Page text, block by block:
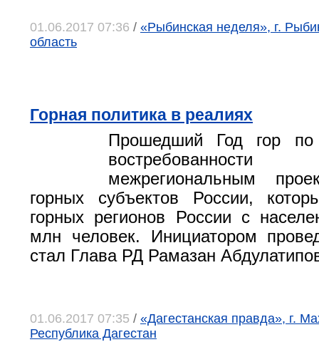
01.06.2017 07:36 / «Рыбинская неделя», г.
область
Горная политика в реалиях
Прошедший Год гор
межрегиональным
горных субъектов России,
горных регионов России с
млн человек. Инициатором
стал Глава РД Рамазан
01.06.2017 07:35 / «Дагестанская правда», г.
Республика Дагестан